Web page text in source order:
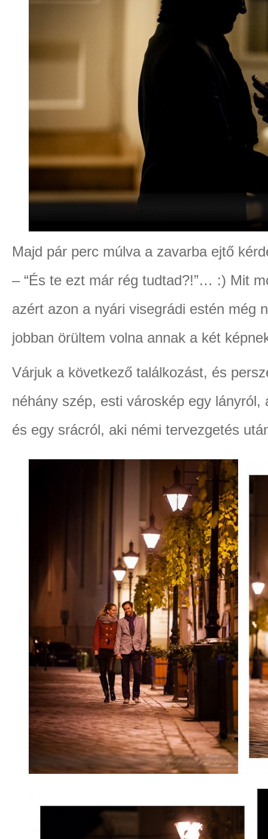
Majd pár perc múlva a zavarba ejtő
– “És te ezt már rég tudtad?!”… :) Mit
azért azon a nyári visegrádi estén még
jobban örültem volna annak a két
Várjuk a következő találkozást, és
néhány szép, esti városkép egy
és egy srácról, aki némi tervezgetés